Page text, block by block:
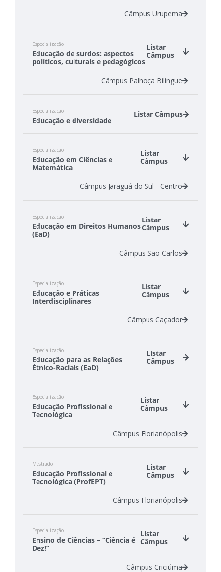
Câmpus Urupema
Especialização
Educação de surdos: aspectos
políticos, culturais e pedagógicos
Listar
Câmpus
Câmpus Palhoça Bilíngue
Especialização
Educação e diversidade
Listar Câmpus
Câmpus São Carlos
Especialização
Educação em Ciências e
Matemática
Listar
Câmpus
Câmpus Jaraguá do Sul - Centro
Especialização
Educação em Direitos Humanos
(EaD)
Listar
Câmpus
Câmpus São Carlos
Especialização
Educação e Práticas
Interdisciplinares
Listar
Câmpus
Câmpus Caçador
Especialização
Educação para as Relações
Étnico-Raciais (EaD)
Listar
Câmpus
Câmpus São Miguel do Oeste
Especialização
Educação Profissional e
Tecnológica
Listar
Câmpus
Câmpus Florianópolis
Mestrado
Educação Profissional e
Tecnológica (ProfEPT)
Listar
Câmpus
Câmpus Florianópolis
Especialização
Ensino de Ciências – “Ciência é
Dez!”
Listar
Câmpus
Câmpus Criciúma